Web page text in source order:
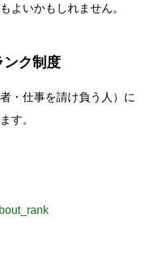
よいかもしれません。
ンク制度
・仕事を請け負う人）に
す。